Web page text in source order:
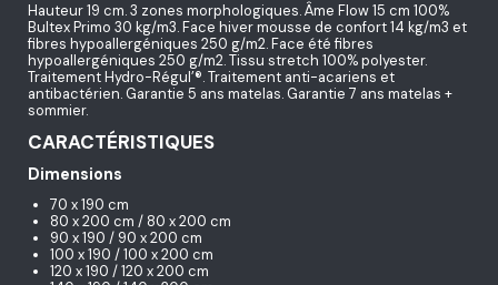
Hauteur 19 cm. 3 zones morphologiques. Âme Flow 15 cm 100%
Bultex Primo 30 kg/m3. Face hiver mousse de confort 14 kg/m3 et
fibres hypoallergéniques 250 g/m2. Face été fibres
hypoallergéniques 250 g/m2. Tissu stretch 100% polyester.
Traitement Hydro-Régul’®. Traitement anti-acariens et
antibactérien. Garantie 5 ans matelas. Garantie 7 ans matelas +
sommier.
CARACTÉRISTIQUES
Dimensions
70 x 190 cm
80 x 200 cm / 80 x 200 cm
90 x 190 / 90 x 200 cm
100 x 190 / 100 x 200 cm
120 x 190 / 120 x 200 cm